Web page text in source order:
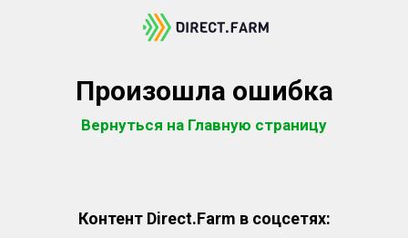
Произошла ошибка
Вернуться на Главную страницу
Контент Direct.Farm в соцсетях: